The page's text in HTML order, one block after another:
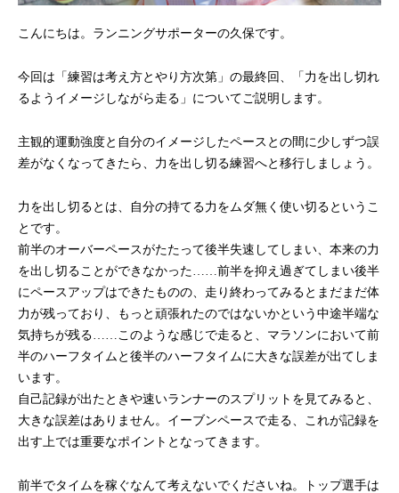
こんにちは。ランニングサポーターの久保です。
今回は「練習は考え方とやり方次第」の最終回、「力を出し切れ
るようイメージしながら走る」についてご説明します。
主観的運動強度と自分のイメージしたペースとの間に少しずつ誤
差がなくなってきたら、力を出し切る練習へと移行しましょう。
力を出し切るとは、自分の持てる力をムダ無く使い切るというこ
とです。
前半のオーバーペースがたたって後半失速してしまい、本来の力
を出し切ることができなかった……前半を抑え過ぎてしまい後半
にペースアップはできたものの、走り終わってみるとまだまだ体
力が残っており、もっと頑張れたのではないかという中途半端な
気持ちが残る……このような感じで走ると、マラソンにおいて前
半のハーフタイムと後半のハーフタイムに大きな誤差が出てしま
います。
自己記録が出たときや速いランナーのスプリットを見てみると、
大きな誤差はありません。イーブンペースで走る、これが記録を
出す上では重要なポイントとなってきます。
前半でタイムを稼ぐなんて考えないでくださいね。トップ選手は